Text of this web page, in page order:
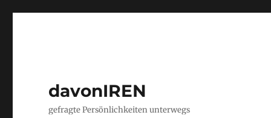
davonIREN
gefragte Persönlichkeiten unterwegs